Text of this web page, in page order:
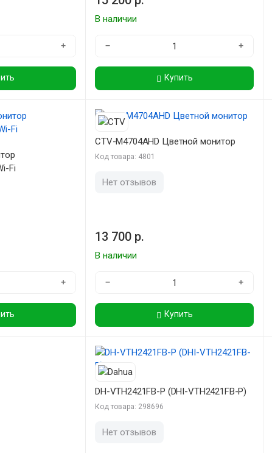
+
В наличии
− +
Купить
Fi
+
CTV-М4704AHD Цветной монитор
Код товара: 4801
Нет отзывов
13 700 р.
В наличии
− +
Купить
DH-VTH2421FB-P (DHI-VTH2421FB-P)
Код товара: 298696
Нет отзывов